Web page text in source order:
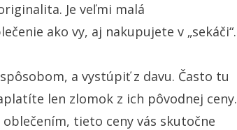
Je veľmi malá
ako vy, aj nakupujete v „sekáči“.
a vystúpiť z davu. Často tu
len zlomok z ich pôvodnej ceny.
tieto ceny vás skutočne